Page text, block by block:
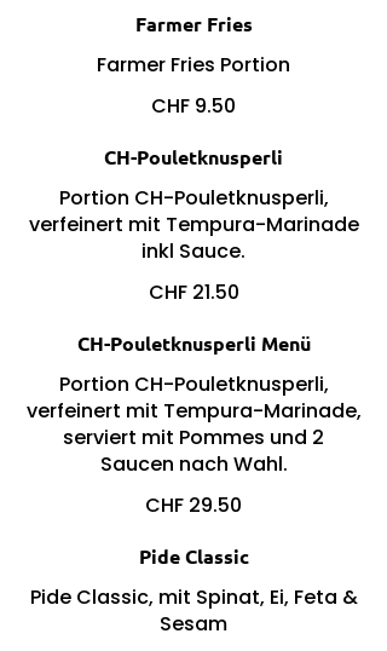
Farmer Fries
Farmer Fries Portion
CHF 9.50
CH-Pouletknusperli
Portion CH-Pouletknusperli,
verfeinert mit Tempura-Marinade
inkl Sauce.
CHF 21.50
CH-Pouletknusperli Menü
Portion CH-Pouletknusperli,
verfeinert mit Tempura-Marinade,
serviert mit Pommes und 2
Saucen nach Wahl.
CHF 29.50
Pide Classic
Pide Classic, mit Spinat, Ei, Feta &
Sesam